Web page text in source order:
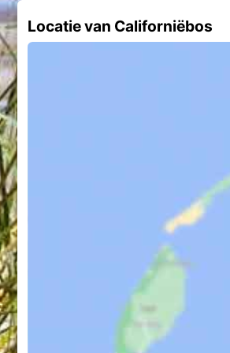
Locatie van Californiëbos